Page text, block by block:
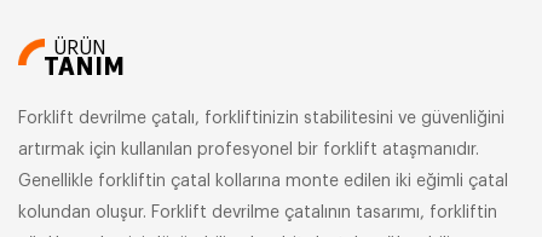
ÜRÜN
TANIM
Forklift devrilme çatalı, forkliftinizin stabilitesini ve güvenliğini
artırmak için kullanılan profesyonel bir forklift ataşmanıdır.
Genellikle forkliftin çatal kollarına monte edilen iki eğimli çatal
kolundan oluşur. Forklift devrilme çatalının tasarımı, forkliftin